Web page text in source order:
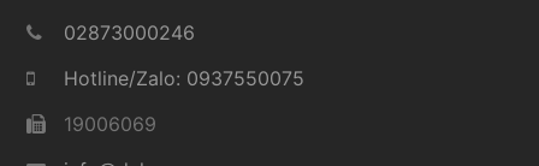
02873000246
Hotline/Zalo: 0937550075
19006069